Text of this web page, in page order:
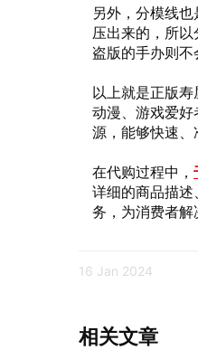
另外，分模线
压出来的，所
盗版的手办则不
以上就是正版
动漫、游戏爱
源，能够快速、
在代购过程中，
详细的商品描
务，为消费者解
16 Jan 2024
相关文章